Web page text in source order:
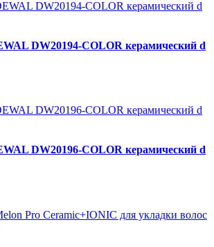
DW20194-COLOR керамический d
DW20196-COLOR керамический d